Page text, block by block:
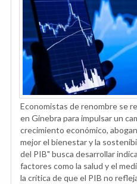
Economistas de renombre se
en Ginebra para impulsar un
crecimiento económico,
mejor el bienestar y la
del PIB" busca desarrollar
factores como la salud y el
la crítica de que el PIB no